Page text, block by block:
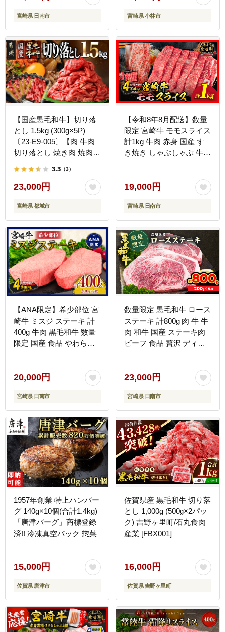
肩ウデ モモ A4 A5 等級
ギフト 贈答 小分け 食品
選べる ミヤチク 宮崎県
日南市 送料無料_C168-
26-08
宮崎県 日南市 宮崎県 小林市
【国産黒毛和牛】切り落
とし 1.5kg (300g×5P)
〔23-E9-005〕【肉 牛肉
切り落とし 焼き肉 焼肉
しゃぶ 人気 おすすめ 国
産】
3.3 （3）
23,000円
宮崎県 都城市
【令和8年8月配送】数量
限定 宮崎牛 モモスライス
計1kg 牛肉 赤身 国産 す
き焼き しゃぶしゃぶ 牛丼
高級 ギフト プレゼント
贈り物 贈答 お祝い ミヤ
チク 選べる 宮崎県 日南
市 送料無料_CD77-25-08
19,000円
宮崎県 日南市
【ANA限定】希少部位 宮
崎牛 ミスジ ステーキ 計
400g 牛肉 黒毛和牛 数量
限定 国産 食品 やわらか
記念日 ギフト 贈り物 プ
レゼント 焼肉 鉄板焼き
BBQ 人気 おすすめ ミヤ
チク ブランド牛 冷凍 宮
崎県 日南市 送料無料
_D104-25
20,000円
宮崎県 日南市
数量限定 黒毛和牛 ロース
ステーキ 計800g 肉 牛 牛
肉 和牛 国産 ステーキ肉
ビーフ 食品 贅沢 ディナ
BBQ バーベキュー おす
すめ 小分け ギフト 贈り
物 贈答 ご褒美 ミヤチク
冷凍 宮崎県 日南市 送料
無料_DC26-25
23,000円
宮崎県 日南市
1957年創業 特上ハンバー
グ 140g×10個(合計1.4kg)
「唐津バーグ」商標登録
済!! 冷凍真空パック 惣菜
15,000円
佐賀県 唐津市
佐賀県産 黒毛和牛 切り落
とし 1,000g (500g×2パッ
ク) 吉野ヶ里町/石丸食肉
産業 [FBX001]
16,000円
佐賀県 吉野ヶ里町